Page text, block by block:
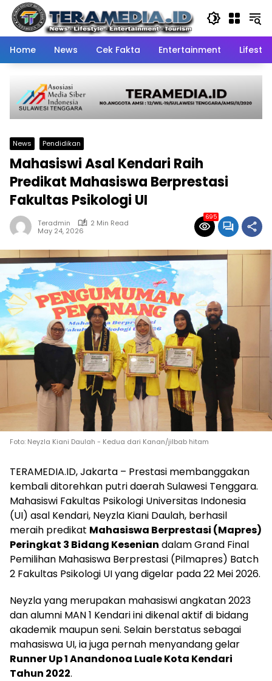
Skip
content
Home
News Cek Fakta Entertainment
News Pendidikan
Mahasiswi Asal Kendari Raih
Predikat Mahasiswa Berprestasi
Fakultas Psikologi UI
Teradmin
2 Min Read
May 24, 2026
695
Foto: Neyzla Kiani Daulah - Kedua dari Kanan/jilbab hitam
TERAMEDIA.ID, Jakarta – Prestasi membanggakan
kembali ditorehkan putri daerah Sulawesi Tenggara.
Mahasiswi Fakultas Psikologi Universitas Indonesia
(UI) asal Kendari, Neyzla Kiani Daulah, berhasil
meraih predikat Mahasiswa Berprestasi (Mapres)
Peringkat 3 Bidang Kesenian dalam Grand Final
Pemilihan Mahasiswa Berprestasi (Pilmapres) Batch
2 Fakultas Psikologi UI yang digelar pada 22 Mei 2026.
Neyzla yang merupakan mahasiswi angkatan 2023
dan alumni MAN 1 Kendari ini dikenal aktif di bidang
akademik maupun seni. Selain berstatus sebagai
mahasiswa UI, ia juga pernah menyandang gelar
Runner Up 1 Anandonoa Luale Kota Kendari
Tahun 2022.